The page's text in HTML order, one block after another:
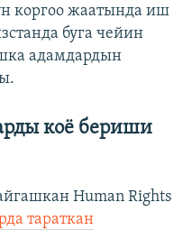
коргоо жаатында иш
буга чейин
адамдардын
коё бериши
Human Rights
тараткан